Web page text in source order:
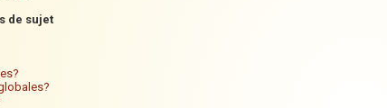
de sujet